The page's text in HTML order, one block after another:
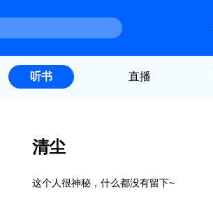
听书 直播
清尘
这个人很神秘，什么都没有留下~